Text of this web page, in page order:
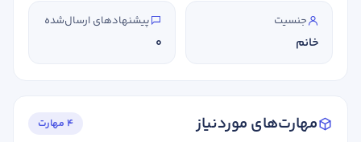
جنسیت
خانم
پیشنهادهای ارسال‌شده
0
مهارت‌های موردنیاز 4 مهارت